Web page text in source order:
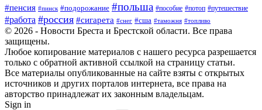
#пенсия #пинск #подорожание #польша #пособие #потоп #путешествие
#работа #россия #сигарета #снег #сша #таможня #топливо
© 2026 - Новости Бреста и Брестской области. Все права
защищены.
Любое копирование материалов с нашего ресурса разрешается
только с обратной активной ссылкой на страницу статьи.
Все материалы опубликованные на сайте взяты с открытых
источников и других порталов интернета, все права на
авторство принадлежат их законным владельцам.
Sign in